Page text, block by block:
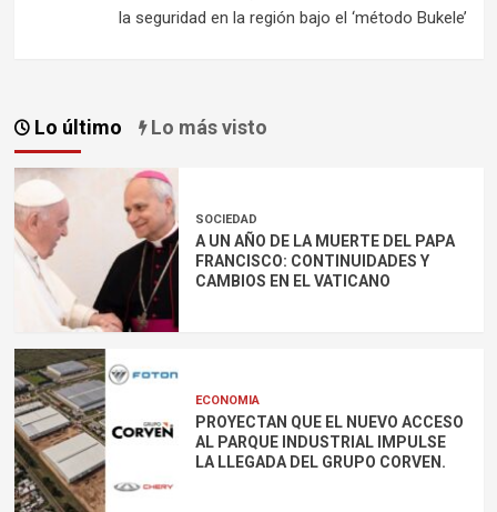
la seguridad en la región bajo el ‘método Bukele’​
Lo último Lo más visto
SOCIEDAD
A UN AÑO DE LA MUERTE DEL PAPA
FRANCISCO: CONTINUIDADES Y
CAMBIOS EN EL VATICANO
ECONOMIA
PROYECTAN QUE EL NUEVO ACCESO
AL PARQUE INDUSTRIAL IMPULSE
LA LLEGADA DEL GRUPO CORVEN.